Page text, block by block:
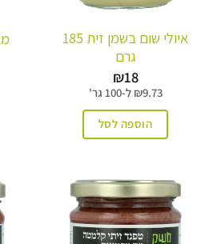
איולי שום בשמן זית 185
גרם
₪18
₪9.73 ל-100 גר'
הוספה לסל